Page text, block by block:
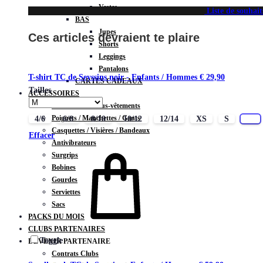
Vestes
BAS
Jupes
Shorts
Leggings
Pantalons
CARTES CADEAUX
ACCESSOIRES
Chaussettes / Sous-vêtements
Poignets / Manchettes / Gants
Casquettes / Visières / Bandeaux
Antivibrateurs
Surgrips
Bobines
Gourdes
Serviettes
Sacs
PACKS DU MOIS
CLUBS PARTENAIRES
DEVENIR PARTENAIRE
Contrats Clubs
Liste de
Ces articles devraient te plaire
T-shirt TC de Seyssins noir - Enfants / Hommes € 29,90
Tailles
4/6 6/8 8/10 10/12 12/14 XS S
Effacer
Toggle